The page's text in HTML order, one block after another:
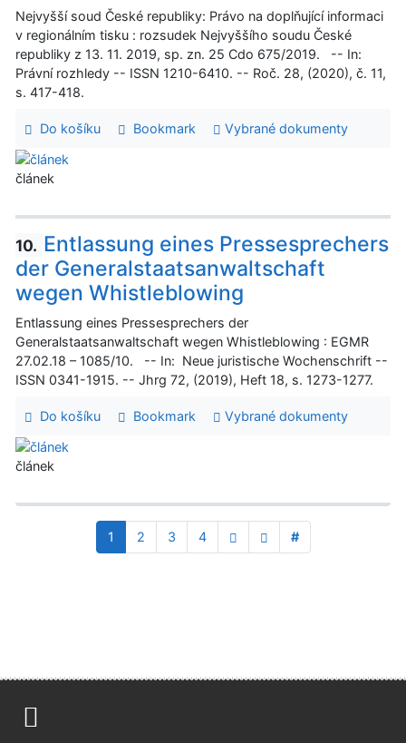
Nejvyšší soud České republiky: Právo na doplňující informaci
v regionálním tisku : rozsudek Nejvyššího soudu České
republiky z 13. 11. 2019, sp. zn. 25 Cdo 675/2019. -- In:
Právní rozhledy -- ISSN 1210-6410. -- Roč. 28, (2020), č. 11,
s. 417-418.
Do košíku Bookmark Vybrané dokumenty
článek
10. Entlassung eines Pressesprechers
der Generalstaatsanwaltschaft
wegen Whistleblowing
Entlassung eines Pressesprechers der
Generalstaatsanwaltschaft wegen Whistleblowing : EGMR
27.02.18 – 1085/10. -- In: Neue juristische Wochenschrift --
ISSN 0341-1915. -- Jhrg 72, (2019), Heft 18, s. 1273-1277.
Do košíku Bookmark Vybrané dokumenty
článek
1 2 3 4 #